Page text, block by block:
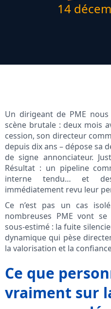
14
Un dirigeant de PME
scène brutale : deux mois
cession, son directeur
depuis dix ans – dépose sa
de signe annonciateur.
Résultat : un pipeline
interne tendu… et
immédiatement revu leur
Ce n’est pas un cas
nombreuses PME vont
sous-estimé : la fuite
dynamique qui pèse
la valorisation et la
Ce que
vraiment sur